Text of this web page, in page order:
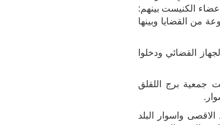
الكنيست بينهم:
من القضايا وبينها
القضائي ودخلوا
جمعية برج اللقلق
واسوار البلد